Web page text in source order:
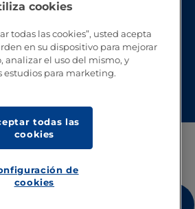
cookies
todas las cookies”, usted acepta
en su dispositivo para mejorar
analizar el uso del mismo, y
estudios para marketing.
todas las
cookies
de
cookies